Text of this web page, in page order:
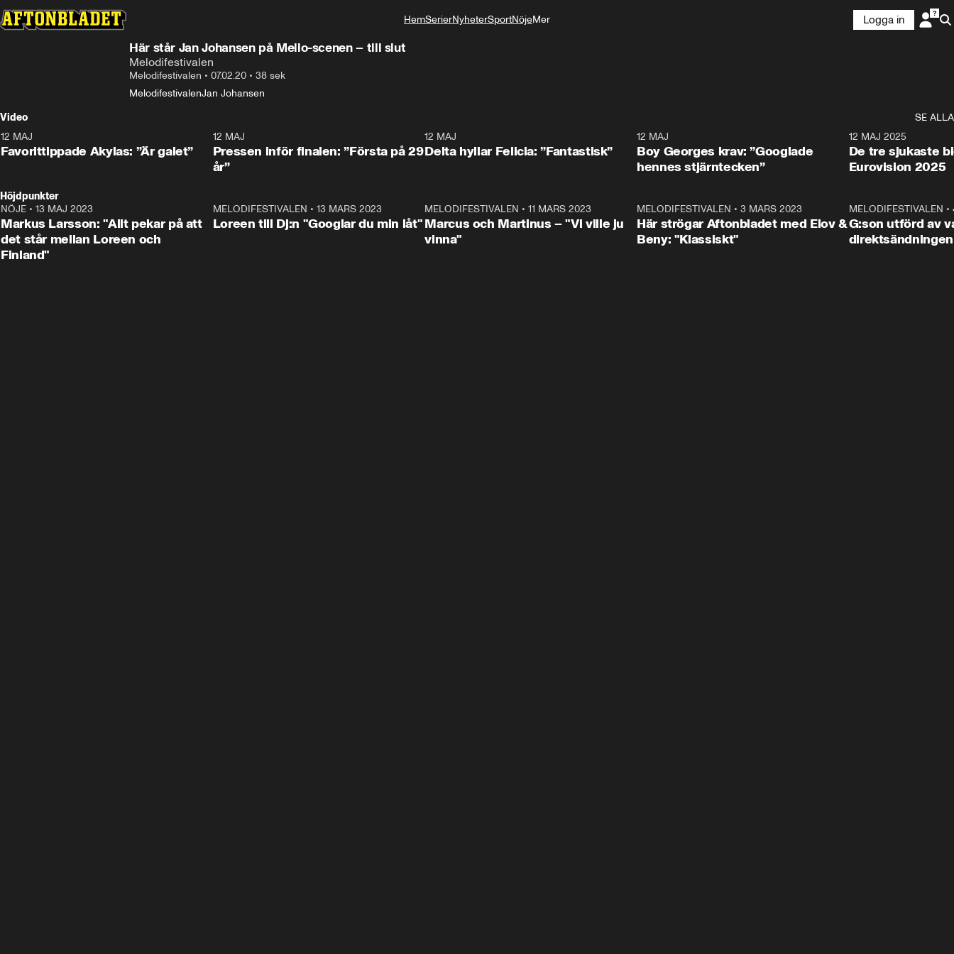
HemSerierNyheterSportNöjeMer
Logga in
Här står Jan Johansen på Mello-scenen – till slut
Melodifestivalen
Melodifestivalen • 07.02.20 • 38 sek
MelodifestivalenJan Johansen
Video
SE ALLA
12 MAJ
Favorittippade Akylas: ”Är galet”
0:59
12 MAJ
Pressen inför finalen: ”Första på 29
år”
12 MAJ
Delta hyllar Felicia: ”Fantastisk”
12 MAJ
Boy Georges krav: ”Googlade
hennes stjärntecken”
12 MAJ 2025
De tre sjukaste
Eurovision 2025
Höjdpunkter
NÖJE • 13 MAJ 2023
Markus Larsson: "Allt pekar på att
det står mellan Loreen och
Finland"
MELODIFESTIVALEN • 13 MARS 2023
Loreen till Dj:n "Googlar du min låt"
MELODIFESTIVALEN •11 MARS 2023
Marcus och Martinus – "Vi ville ju
vinna"
MELODIFESTIVALEN • 3 MARS 2023
Här strögar Aftonbladet med Elov &
Beny: "Klassiskt"
MELODIFESTIVALEN •
G:son utförd av
direktsändningen